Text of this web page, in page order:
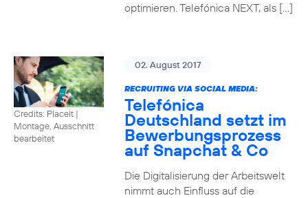
optimieren. Telefónica NEXT, als […]
Credits: Placeit |
Montage, Ausschnitt
bearbeitet
02. August 2017
RECRUITING VIA SOCIAL MEDIA:
Telefónica
Deutschland setzt im
Bewerbungsprozess
auf Snapchat & Co
Die Digitalisierung der Arbeitswelt
nimmt auch Einfluss auf die